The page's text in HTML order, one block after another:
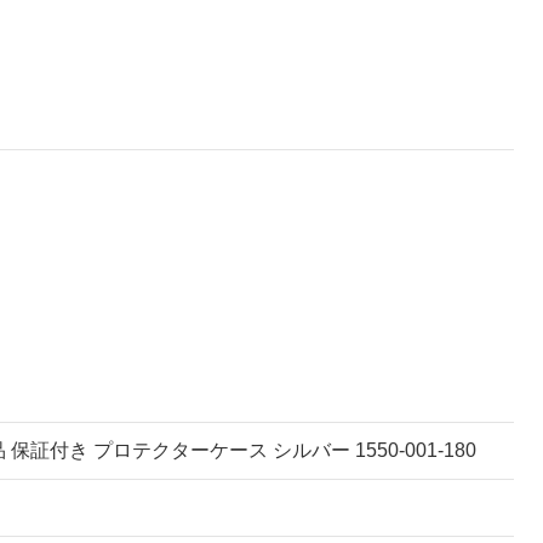
証付き プロテクターケース シルバー 1550-001-180